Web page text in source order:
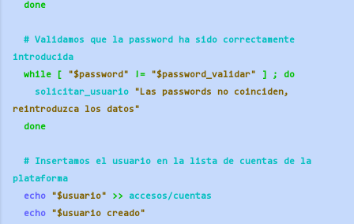
done
# Validamos que la password ha sido correctamente
introducida
while
[ "$password" != "$password_validar" ] ;
do
solicitar_usuario "Las passwords no coinciden,
reintroduzca los datos"
done
# Insertamos el usuario en la lista de cuentas de la
plataforma
echo
"$usuario" >> accesos/cuentas
echo
"$usuario creado"